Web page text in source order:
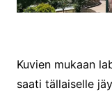
Kuvien mukaan
saati tällaiselle